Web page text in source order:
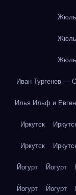
Жюль
Жюль
Жюль
Иван Тургенев —
Илья Ильф и
Иркутск
Иркутск
Йогурт Йогурт
Йогурт Йогурт